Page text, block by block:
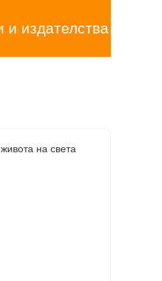
и издателства
на света